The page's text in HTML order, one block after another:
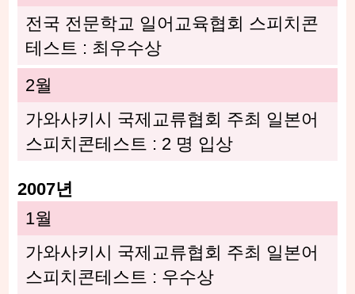
전국 전문학교 일어교육협회 스피치콘
테스트 : 최우수상
2월
가와사키시 국제교류협회 주최 일본어
스피치콘테스트 : 2 명 입상
2007년
1월
가와사키시 국제교류협회 주최 일본어
스피치콘테스트 : 우수상